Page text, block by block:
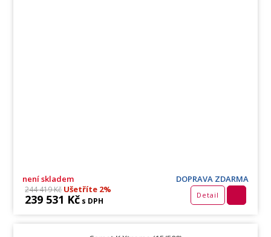
není skladem DOPRAVA ZDARMA
244 419 KčUšetříte 2%
239 531 Kč s DPH
Detail